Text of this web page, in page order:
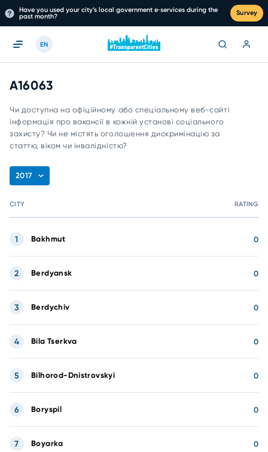
Have you used your city’s local government e‑services during the
past month?
Survey
EN
A16063
Чи доступна на офіційному або спеціальному веб-сайті
інформація про вакансії в кожній установі соціального
захисту? Чи не містять оголошення дискримінацію за
статтю, віком чи інвалідністю?
2017
CITY RATING
Bakhmut 0
1
Berdyansk 0
2
Berdychiv 0
3
Bila Tserkva 0
4
Bilhorod-Dnistrovskyi 0
5
Boryspil 0
6
Boyarka 0
7